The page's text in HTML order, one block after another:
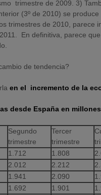
trimestre de 2009. 3)
(3º de 2010) se
trimestres de 2010, parece
En definitiva, parece
de tendencia?
en el incremento de la
desde España en
Segundo
trimestre
Tercer
trimestre
1.712 1.808
2.012 2.212
1.941 2.090
1.692 1.901